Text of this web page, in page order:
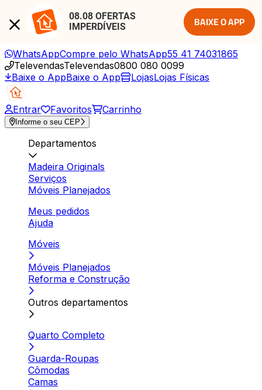
08.08 OFERTAS
IMPERDÍVEIS
BAIXE O APP
WhatsAppCompre pelo WhatsApp55 41 74031865
TelevendasTelevendas0800 080 0099
Baixe o AppBaixe o App LojasLojas Físicas
Entrar Favoritos Carrinho
Informe o seu CEP
Departamentos
Madeira Originals
Serviços
Móveis Planejados
Meus pedidos
Ajuda
Móveis
Móveis Planejados
Reforma e Construção
Outros departamentos
Quarto Completo
Guarda-Roupas
Cômodas
Camas